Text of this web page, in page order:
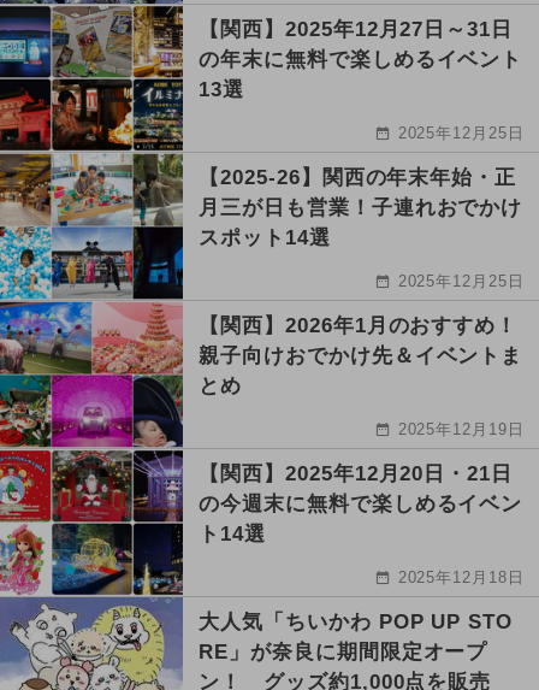
【関西】2025年12月27日～31日
の年末に無料で楽しめるイベント
13選
2025年12月25日
【2025-26】関西の年末年始・正
月三が日も営業！子連れおでかけ
スポット14選
2025年12月25日
【関西】2026年1月のおすすめ！
親子向けおでかけ先＆イベントま
とめ
2025年12月19日
【関西】2025年12月20日・21日
の今週末に無料で楽しめるイベン
ト14選
2025年12月18日
大人気「ちいかわ POP UP STO
RE」が奈良に期間限定オープ
ン！ グッズ約1,000点を販売